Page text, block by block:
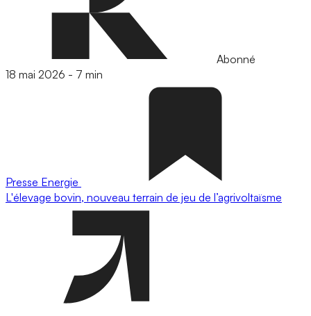
Abonné
18 mai 2026 - 7 min
Presse Energie
L'élevage bovin, nouveau terrain de jeu de l’agrivoltaïsme